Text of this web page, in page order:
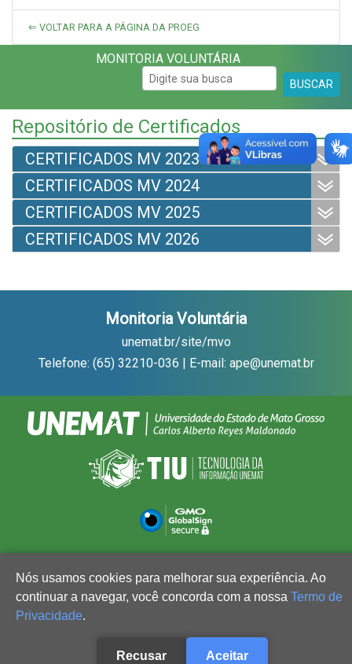
⇐ VOLTAR PARA A PÁGINA DA PROEG
MONITORIA VOLUNTÁRIA
BUSCAR
Repositório de Certificados
CERTIFICADOS MV 2023
CERTIFICADOS MV 2024
CERTIFICADOS MV 2025
CERTIFICADOS MV 2026
Monitoria Voluntária
unemat.br/site/mvo
Telefone: (65) 32210-036 | E-mail: ape@unemat.br
Nós usamos cookies para melhorar sua experiência. Ao
continuar a navegar, você concorda com a nossa Termo de
Privacidade.
Recusar Aceitar